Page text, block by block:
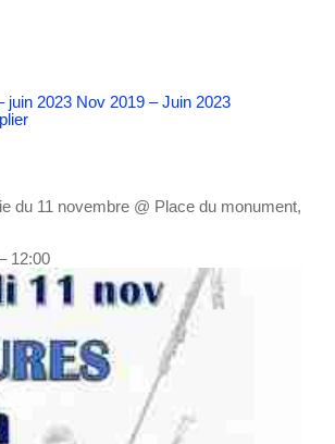
juin 2023 Nov 2019 – Juin 2023
du 11 novembre @ Place du monument,
12:00